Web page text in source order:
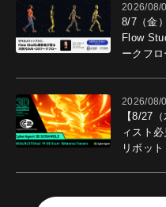
2026/08/
8/7（金
Flow
ークフロ
2026/08/
【8/27
ィスト
リボッ